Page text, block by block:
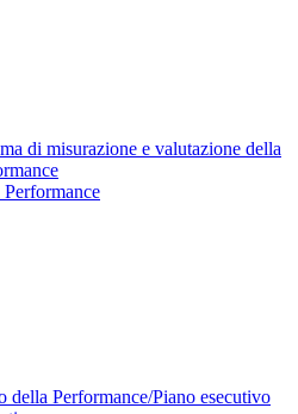
di misurazione e valutazione della
della Performance/Piano esecutivo